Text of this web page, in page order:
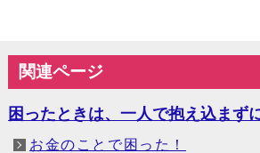
関連ページ
困ったときは、一人で抱え込まず
お金のことで困った！